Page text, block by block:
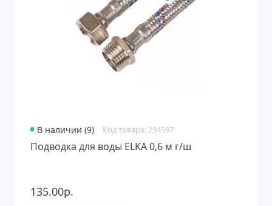
В наличии (9) Код товара: 234597
Подводка для воды ELKA 0,6 м г/ш
135.00р.